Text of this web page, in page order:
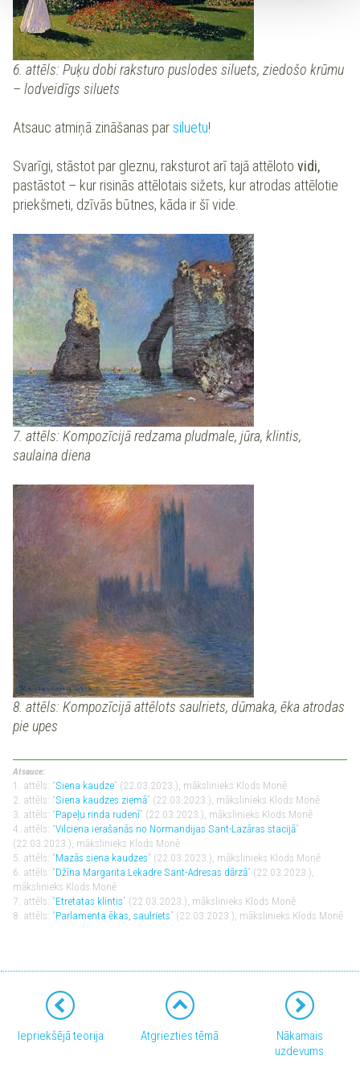
6. attēls: Puķu dobi raksturo puslodes siluets, ziedošo krūmu
– lodveidīgs siluets
Atsauc atmiņā zināšanas par siluetu!
Svarīgi, stāstot par gleznu, raksturot arī tajā attēloto vidi,
pastāstot – kur risinās attēlotais sižets, kur atrodas attēlotie
priekšmeti, dzīvās būtnes, kāda ir šī vide.
7. attēls: Kompozīcijā redzama pludmale, jūra, klintis,
saulaina diena
8. attēls: Kompozīcijā attēlots saulriets, dūmaka, ēka atrodas
pie upes
Atsauce:
1. attēls: “Siena kaudze” (22.03.2023.), mākslinieks Klods Monē
2. attēls: “Siena kaudzes ziemā” (22.03.2023.), mākslinieks Klods Monē
3. attēls: “Papeļu rinda rudenī” (22.03.2023.), mākslinieks Klods Monē
4. attēls: “Vilciena ierašanās no Normandijas Sant-Lazāras stacijā”
(22.03.2023.), mākslinieks Klods Monē
5. attēls: "Mazās siena kaudzes” (22.03.2023.), mākslinieks Klods Monē
6. attēls: "Džīna Margarita Lekadre Sant-Adresas dārzā” (22.03.2023.),
mākslinieks Klods Monē
7. attēls: "Etretatas klintis” (22.03.2023.), mākslinieks Klods Monē
8. attēls: "Parlamenta ēkas, saulriets” (22.03.2023.), mākslinieks Klods Monē
Iepriekšējā teorija Atgriezties tēmā
Nākamais
uzdevums